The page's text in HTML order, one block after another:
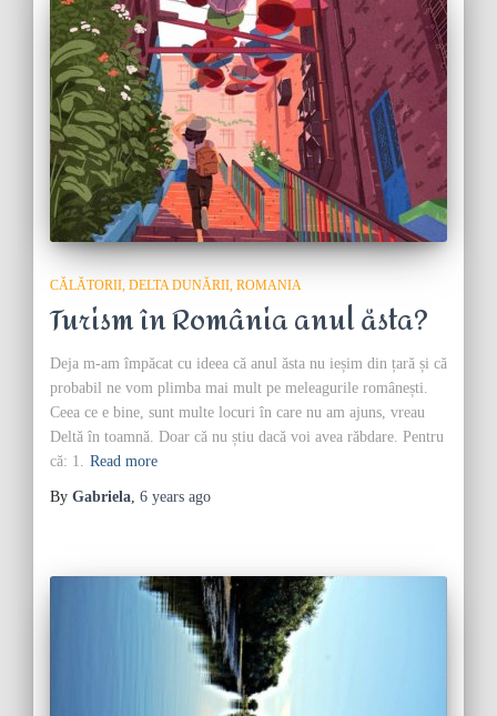
CĂLĂTORII DELTA DUNĂRII ROMANIA
Turism în România anul ăsta?
Deja m-am împăcat cu ideea că anul ăsta nu ieșim din țară și că
probabil ne vom plimba mai mult pe meleagurile românești.
Ceea ce e bine, sunt multe locuri în care nu am ajuns, vreau
Deltă în toamnă. Doar că nu știu dacă voi avea răbdare. Pentru
că: 1. Read more
By Gabriela, 6 years ago